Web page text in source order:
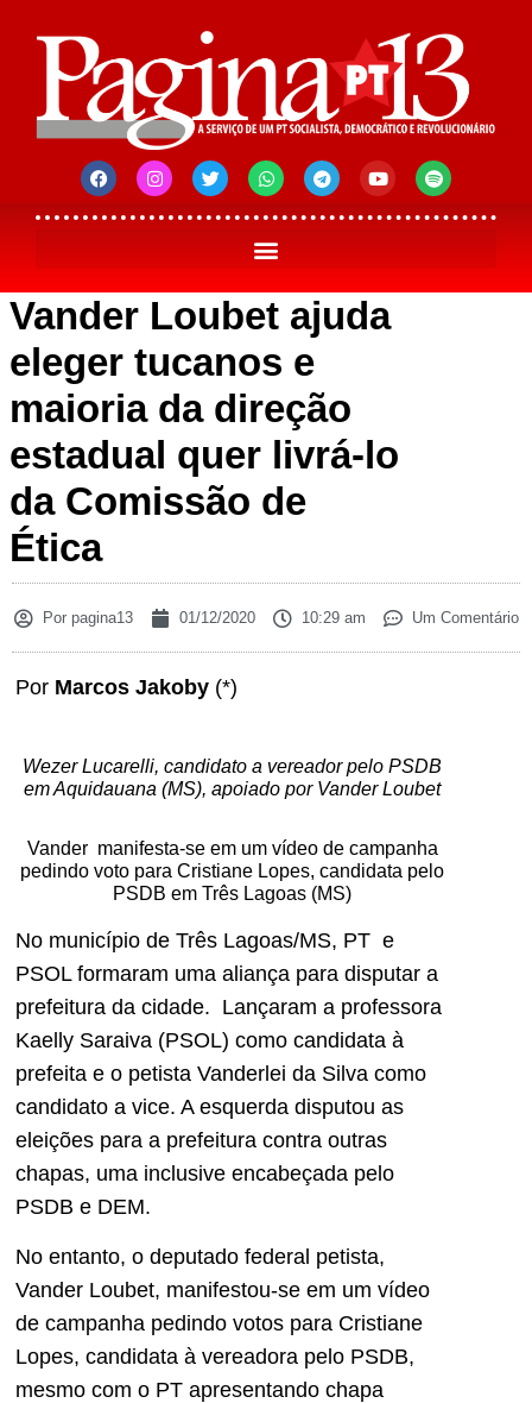
Vander Loubet ajuda
eleger tucanos e
maioria da direção
estadual quer livrá-lo
da Comissão de
Ética
Porpagina13 01/12/2020 10:29 am Um Comentário
Por Marcos Jakoby (*)
Wezer Lucarelli, candidato a vereador pelo PSDB
em Aquidauana (MS), apoiado por Vander Loubet
Vander manifesta-se em um vídeo de campanha
pedindo voto para Cristiane Lopes, candidata pelo
PSDB em Três Lagoas (MS)
No município de Três Lagoas/MS, PT e
PSOL formaram uma aliança para disputar a
prefeitura da cidade. Lançaram a professora
Kaelly Saraiva (PSOL) como candidata à
prefeita e o petista Vanderlei da Silva como
candidato a vice. A esquerda disputou as
eleições para a prefeitura contra outras
chapas, uma inclusive encabeçada pelo
PSDB e DEM.
No entanto, o deputado federal petista,
Vander Loubet, manifestou-se em um vídeo
de campanha pedindo votos para Cristiane
Lopes, candidata à vereadora pelo PSDB,
mesmo com o PT apresentando chapa